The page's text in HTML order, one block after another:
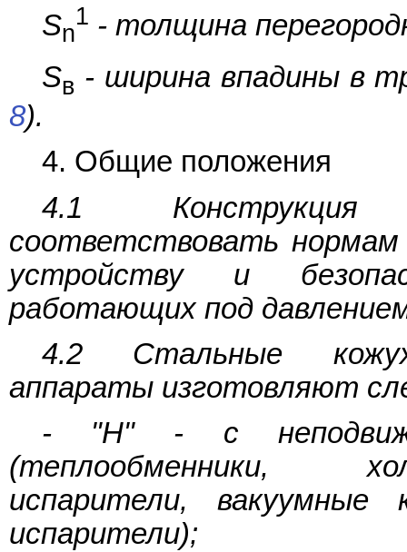
Sn
1 - толщина
Sв - ширина впадины в
8).
4. Общие положения
4.1 Конструкция
соответствовать
устройству и
работающих под
4.2 Стальные
аппараты изготовляют
- "Н" - с
(теплообменники,
испарители, вакуумные
испарители);